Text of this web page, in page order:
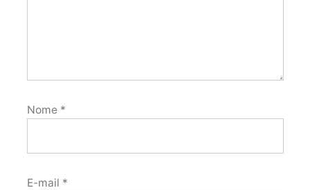
Nome *
E-mail *